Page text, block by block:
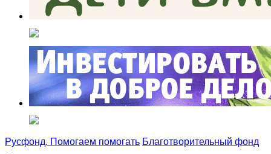
Русфонд. Помогаем помогать Благотворительный фонд